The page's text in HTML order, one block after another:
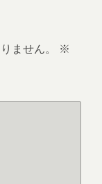
ません。
※